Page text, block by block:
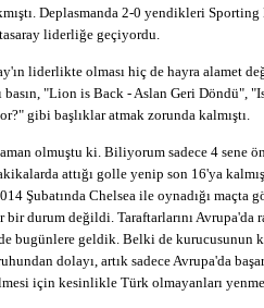
Deplasmanda 2-0 yendikleri
liderliğe geçiyordu.
liderlikte olması hiç de hayra alamet
"Lion is Back - Aslan Geri Döndü",
gibi başlıklar atmak zorunda kalmıştı.
olmuştu ki. Biliyorum sadece 4 sene
attığı golle yenip son 16'ya
Şubatında Chelsea ile oynadığı
durum değildi. Taraftarlarını Avrupa'da
bugünlere geldik. Belki de kurucusunun
dolayı, artık sadece Avrupa'da
için kesinlikle Türk olmayanları